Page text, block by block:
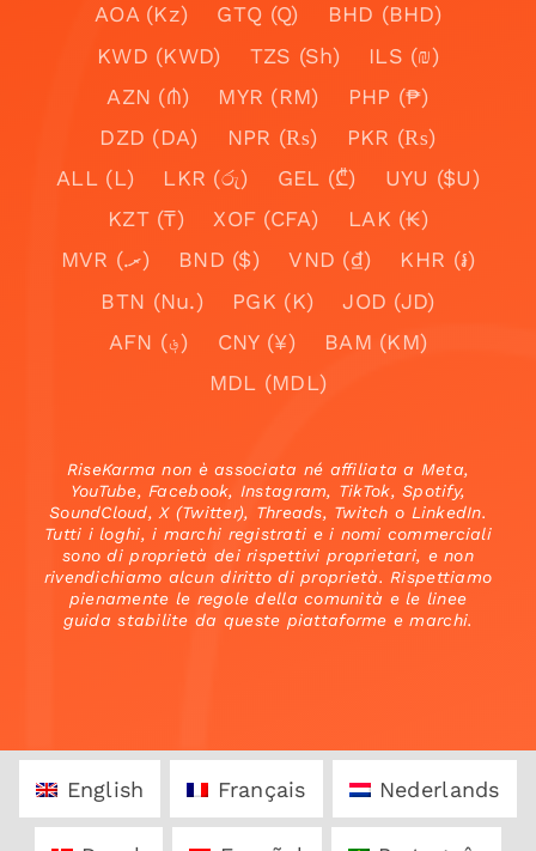
AOA (Kz)
GTQ (Q)
BHD (BHD)
KWD (KWD)
TZS (Sh)
ILS (₪)
AZN (₼)
MYR (RM)
PHP (₱)
DZD (DA)
NPR (₨)
PKR (₨)
ALL (L)
LKR (රු) GEL (₾)
UYU ($U)
KZT (₸)
XOF (CFA)
LAK (₭)
MVR (.ރ)
BND ($) VND (₫)
KHR (៛)
BTN (Nu.)
PGK (K)
JOD (JD)
AFN (؋)
CNY (¥)
BAM (KM)
MDL (MDL)
RiseKarma non è associata né affiliata a Meta,
YouTube, Facebook, Instagram, TikTok, Spotify,
SoundCloud, X (Twitter), Threads, Twitch o LinkedIn.
Tutti i loghi, i marchi registrati e i nomi commerciali
sono di proprietà dei rispettivi proprietari, e non
rivendichiamo alcun diritto di proprietà. Rispettiamo
pienamente le regole della comunità e le linee
guida stabilite da queste piattaforme e marchi.
English Français Nederlands